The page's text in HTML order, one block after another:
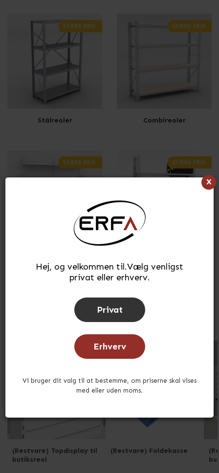
x
Hej, og velkommen til.Vælg venligst
privat eller erhverv.
Privat
Erhverv
Vi bruger dit valg til at bestemme, om priserne skal vises
med eller uden moms.
Stålreoler Combireoler
Restsalg
STÆRK PRIS
(Restvare) Topdisplay til
butiksreol
(Restvare) Foldekasse